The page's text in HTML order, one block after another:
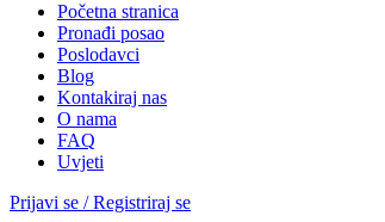
Početna stranica
Pronađi posao
Poslodavci
Blog
Kontakiraj nas
O nama
FAQ
Uvjeti
Prijavi se / Registriraj se